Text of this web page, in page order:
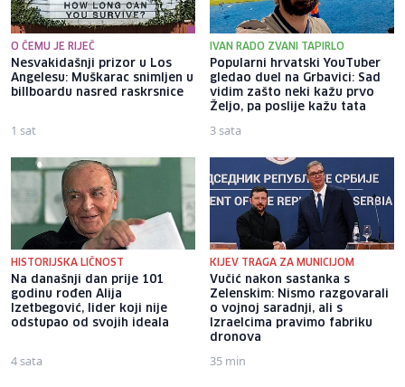
O ČEMU JE RIJEČ
Nesvakidašnji prizor u Los
Angelesu: Muškarac snimljen u
billboardu nasred raskrsnice
1 sat
IVAN RADO ZVANI TAPIRLO
Popularni hrvatski YouTuber
gledao duel na Grbavici: Sad
vidim zašto neki kažu prvo
Željo, pa poslije kažu tata
3 sata
HISTORIJSKA LIČNOST
Na današnji dan prije 101
godinu rođen Alija
Izetbegović, lider koji nije
odstupao od svojih ideala
4 sata
KIJEV TRAGA ZA MUNICIJOM
Vučić nakon sastanka s
Zelenskim: Nismo razgovarali
o vojnoj saradnji, ali s
Izraelcima pravimo fabriku
dronova
35 min